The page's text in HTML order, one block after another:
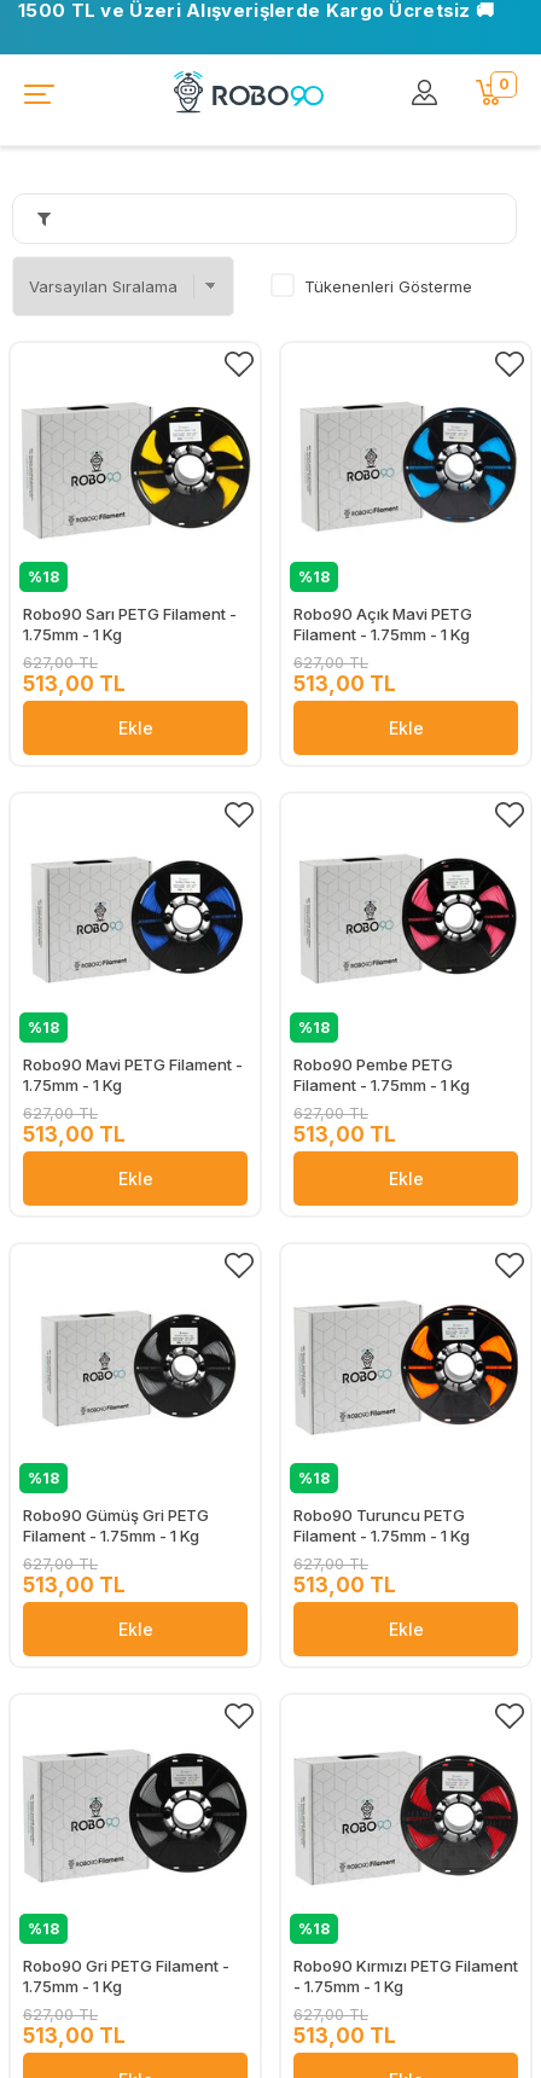
1500 TL ve Üzeri Alışverişlerde Kargo Ücretsiz 🚚
📍 Ofisimiz taşındı. Yeni adresimiz: Ostim OSB, Turan
0
Tükenenleri Gösterme
%18
Robo90 Sarı PETG Filament -
1.75mm - 1 Kg
627,00 TL
513,00 TL
Ekle
%18
Robo90 Açık Mavi PETG
Filament - 1.75mm - 1 Kg
627,00 TL
513,00 TL
Ekle
%18
Robo90 Mavi PETG Filament -
1.75mm - 1 Kg
627,00 TL
513,00 TL
Ekle
%18
Robo90 Pembe PETG
Filament - 1.75mm - 1 Kg
627,00 TL
513,00 TL
Ekle
%18
Robo90 Gümüş Gri PETG
Filament - 1.75mm - 1 Kg
627,00 TL
513,00 TL
Ekle
%18
Robo90 Turuncu PETG
Filament - 1.75mm - 1 Kg
627,00 TL
513,00 TL
Ekle
%18
Robo90 Gri PETG Filament -
1.75mm - 1 Kg
627,00 TL
513,00 TL
%18
Robo90 Kırmızı PETG Filament
- 1.75mm - 1 Kg
627,00 TL
513,00 TL